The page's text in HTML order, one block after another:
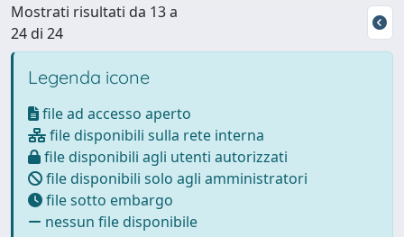
Mostrati risultati da 13 a
24 di 24
Legenda icone
file ad accesso aperto
file disponibili sulla rete interna
file disponibili agli utenti autorizzati
file disponibili solo agli amministratori
file sotto embargo
nessun file disponibile